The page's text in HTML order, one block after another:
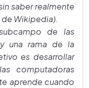
saber realmente
Wikipedia).
de las
una rama de la
es desarrollar
computadoras
aprende cuando